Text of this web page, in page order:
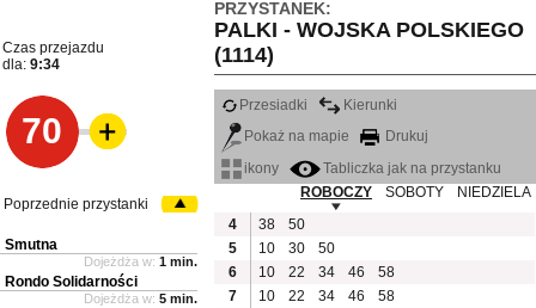
PRZYSTANEK:
PALKI - WOJSKA POLSKIEGO
(1114)
Czas przejazdu
dla: 9:34
70
Przesiadki
Kierunki
Pokaż na mapie
Drukuj
ikony
Tabliczka jak na przystanku
ROBOCZY
SOBOTY
NIEDZIELA
4
38
50
5
10 30
50
6
10 22 34 46
58
7
10 22 34 46
58
Poprzednie przystanki
Smutna
Dojeżdża w: 1 min.
Rondo Solidarności
Dojeżdża w: 5 min.